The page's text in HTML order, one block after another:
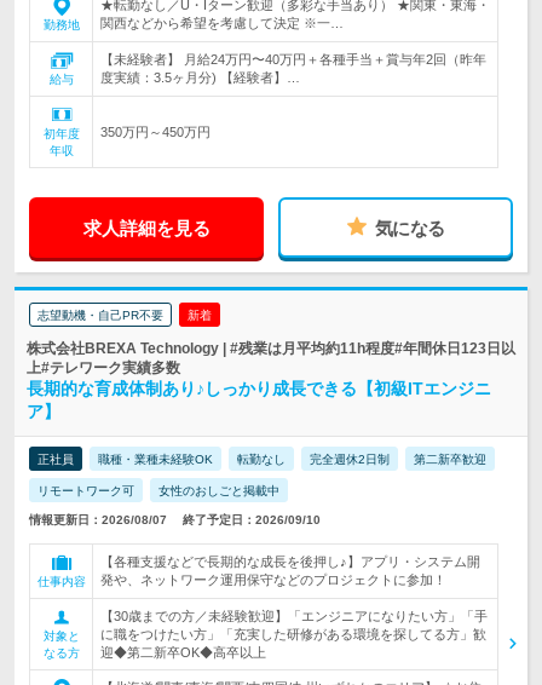
勤務地
★転勤なし／U・Iターン歓迎（多彩な手当あり） ★関東・東海・
関西などから希望を考慮して決定 ※一…
給与
【未経験者】 月給24万円〜40万円＋各種手当＋賞与年2回（昨年
度実績：3.5ヶ月分) 【経験者】…
初年度
年収
350万円～450万円
求人詳細を見る 気になる
志望動機・自己PR不要 新着
株式会社BREXA Technology | #残業は月平均約11h程度#年間休日123日以
上#テレワーク実績多数
長期的な育成体制あり♪しっかり成長できる【初級ITエンジニ
ア】
正社員 職種・業種未経験OK 転勤なし 完全週休2日制 第二新卒歓迎
リモートワーク可 女性のおしごと掲載中
情報更新日：2026/08/07 終了予定日：2026/09/10
仕事内容
【各種支援などで長期的な成長を後押し♪】アプリ・システム開
発や、ネットワーク運用保守などのプロジェクトに参加！
対象と
なる方
【30歳までの方／未経験歓迎】「エンジニアになりたい方」「手
に職をつけたい方」「充実した研修がある環境を探してる方」歓
迎◆第二新卒OK◆高卒以上